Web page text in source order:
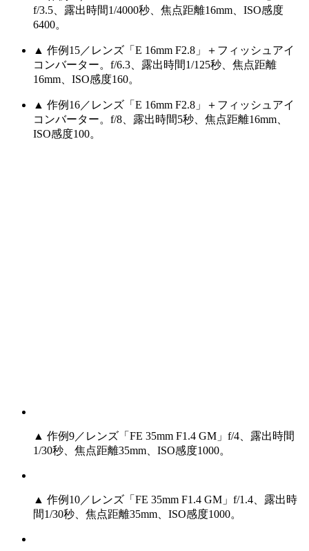
f/3.5、露出時間1/4000秒、焦点距離16mm、ISO感度
6400。
▲ 作例15／レンズ「E 16mm F2.8」＋フィッシュアイ
コンバーター。f/6.3、露出時間1/125秒、焦点距離
16mm、ISO感度160。
▲ 作例16／レンズ「E 16mm F2.8」＋フィッシュアイ
コンバーター。f/8、露出時間5秒、焦点距離16mm、
ISO感度100。
▲ 作例9／レンズ「FE 35mm F1.4 GM」f/4、露出時間
1/30秒、焦点距離35mm、ISO感度1000。
▲ 作例10／レンズ「FE 35mm F1.4 GM」f/1.4、露出時
間1/30秒、焦点距離35mm、ISO感度1000。